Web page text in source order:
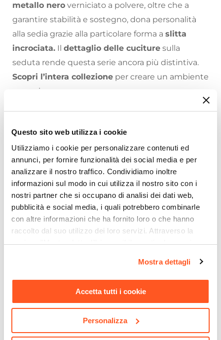
Questo sito web utilizza i cookie
Utilizziamo i cookie per personalizzare contenuti ed
annunci, per fornire funzionalità dei social media e per
analizzare il nostro traffico. Condividiamo inoltre
informazioni sul modo in cui utilizza il nostro sito con i
nostri partner che si occupano di analisi dei dati web,
pubblicità e social media, i quali potrebbero combinarle
con altre informazioni che ha fornito loro o che hanno
raccolto dal suo utilizzo dei loro servizi. Attraverso la
sezione "Mostra dettagli" è possibile gestire le proprie
momento. Per maggiori informazioni si invita a leggere la
nostraCookie Policy.
Mostra dettagli
Accetta tutti i cookie
Personalizza
metallo nero verniciato a polvere, oltre che a
garantire stabilità e sostegno, dona personalità
alla sedia grazie alla particolare forma a slitta
incrociata. Il dettaglio delle cuciture sulla
seduta rende questa serie ancora più distintiva.
Scopri l’intera collezione per creare un ambiente
armonioso.
Carattere retrò con le sedie Emersyn!
Scegli iltavolo perfettoe i complementi per
arredare la tua casa come hai sempre sognato: sul
nostro vasto catalogo onlinetroverai proposte
per tutte le necessità, stili di arredamento e
prezzo.
Riepilogo Caratteristiche
Caratteristiche
Tipologia
Set di sedie
Serie
Emersyn
Numero Elementi
Altezza
Altezza Seduta
Materiale Gambe
Ti suggeriamo anche